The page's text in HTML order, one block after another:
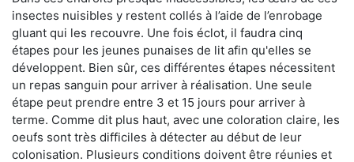
insectes nuisibles y restent collés à l’aide de l’enrobage
gluant qui les recouvre. Une fois éclot, il faudra cinq
étapes pour les jeunes punaises de lit afin qu'elles se
développent. Bien sûr, ces différentes étapes nécessitent
un repas sanguin pour arriver à réalisation. Une seule
étape peut prendre entre 3 et 15 jours pour arriver à
terme. Comme dit plus haut, avec une coloration claire, les
oeufs sont très difficiles à détecter au début de leur
colonisation. Plusieurs conditions doivent être réunies et